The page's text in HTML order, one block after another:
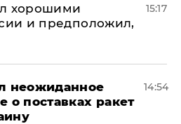
хорошими
и предположил,
15:17
неожиданное
о поставках ракет
14:54